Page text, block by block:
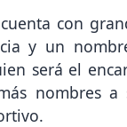
con
y un
será el
nombres